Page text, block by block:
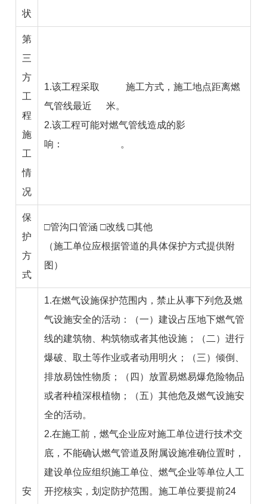
状
第
三
方
工
程
施
工
情
况
1.该工程采取
施工方式，施工地点距离燃
气管线最近
米。
2.该工程可能对燃气管线造成的影
响：
。
保
护
方
式
□管沟口管涵 □改线 □其他
（施工单位应根据管道的具体保护方式提供附
图）
安
1.在燃气设施保护范围内，禁止从事下列危及燃
气设施安全的活动：（一）建设占压地下燃气管
线的建筑物、构筑物或者其他设施；（二）进行
爆破、取土等作业或者动用明火；（三）倾倒、
排放易蚀性物质；（四）放置易燃易爆危险物品
或者种植深根植物；（五）其他危及燃气设施安
全的活动。
2.在施工前，燃气企业应对施工单位进行技术交
底，不能确认燃气管道及附属设施准确位置时，
建设单位应组织施工单位、燃气企业等单位人工
开挖核实，划定防护范围。施工单位要提前24